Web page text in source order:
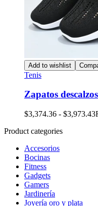
Add to wishlist
Tenis
Zapatos
$3,374.36 - $3,973.43
Product categories
Accesorios
Bocinas
Fitness
Gadgets
Gamers
Jardinería
Joyería oro y plata